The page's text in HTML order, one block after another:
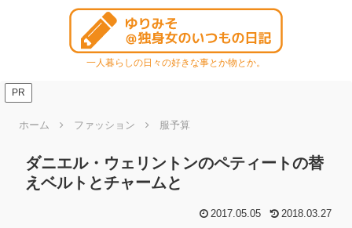
一人暮らしの日々の好きな事とか物とか。
PR
ホーム ファッション 服予算
ダニエル・ウェリントンのペティートの替
えベルトとチャームと
2017.05.05 2018.03.27